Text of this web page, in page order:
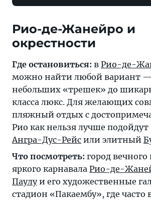
Рио-де-Жанейро и
окрестности
Где остановиться: в Рио-де-
можно найти любой вариант
небольших «трешек» до
класса люкс. Для желающих
пляжный отдых с
Рио как нельзя лучше
Ангра-Дус-Рейс или элитный
Что посмотреть: город
яркого карнавала Рио-де-
Паулуи его художественные
стадион «Пакаембу», где часто